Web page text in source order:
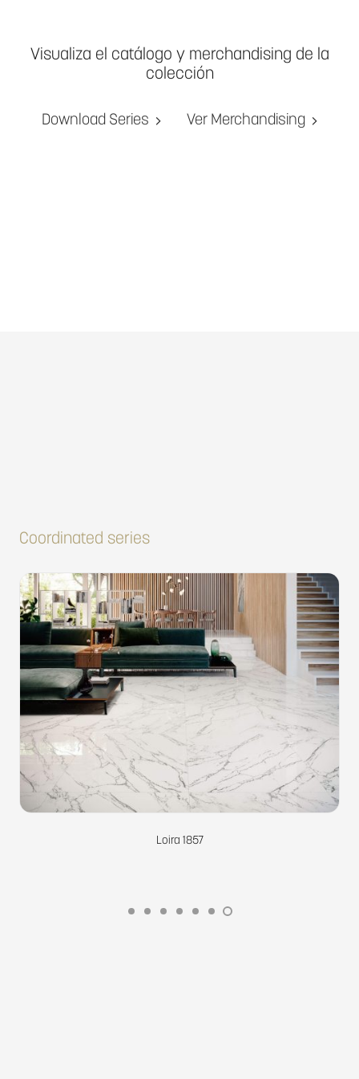
Visualiza el catálogo y merchandising de la
colección
Download Series Ver Merchandising
Coordinated series
Loira 1857
Loira 1856